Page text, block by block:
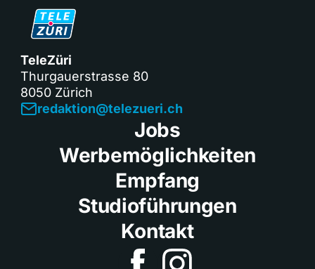
TeleZüri
Thurgauerstrasse 80
8050 Zürich
redaktion@telezueri.ch
Jobs
Werbemöglichkeiten
Empfang
Studioführungen
Kontakt